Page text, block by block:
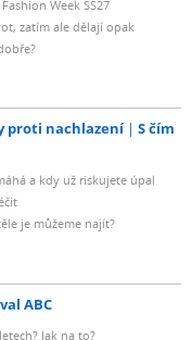
Week SS27
zatím ale dělají opak
proti nachlazení
S čím
a kdy už riskujete úpal
je můžeme najít?
ABC
Jak na to?